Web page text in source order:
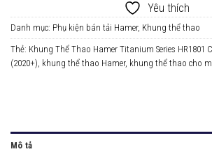
Yêu thích
Danh mục: Phụ kiện bán tải Hamer, Khung thể thao
Thẻ: Khung Thể Thao Hamer Titanium Series HR1801
(2020+) khung thể thao Hamer, khung thể thao cho
Mô tả